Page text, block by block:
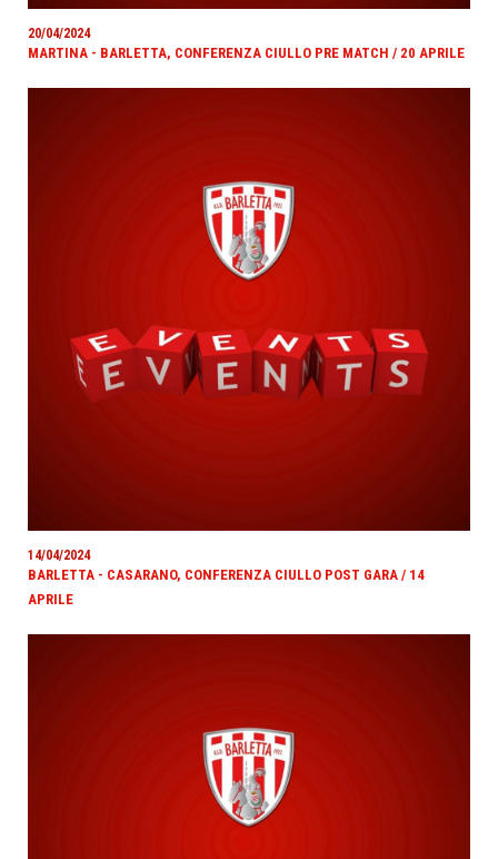
20/04/2024
MARTINA - BARLETTA, CONFERENZA CIULLO PRE MATCH / 20 APRILE
14/04/2024
BARLETTA - CASARANO, CONFERENZA CIULLO POST GARA / 14
APRILE